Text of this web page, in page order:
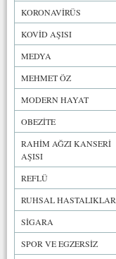
KORONAVİRÜS
KOVİD AŞISI
MEDYA
MEHMET ÖZ
MODERN HAYAT
OBEZİTE
RAHİM AĞZI KANSERİ
AŞISI
REFLÜ
RUHSAL HASTALIKLAR
SİGARA
SPOR VE EGZERSİZ